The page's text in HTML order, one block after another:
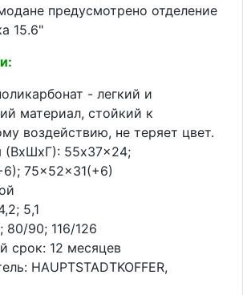
предусмотрено отделение
15.6"
- легкий и
материал, стойкий к
воздействию, не теряет цвет.
(ВхШхГ): 55x37x24;
75x52x31(+6)
5,1
80/90; 116/126
срок: 12 месяцев
HAUPTSTADTKOFFER,